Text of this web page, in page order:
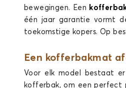
bewegingen. Een
één jaar garantie vormt
toekomstige kopers. Op
Een kofferbakmat
Voor elk model bestaat
kofferbak, om een perfect